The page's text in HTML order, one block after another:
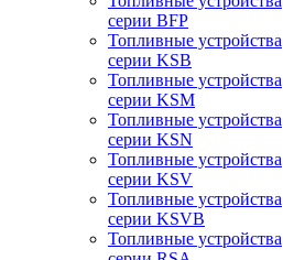
серии BFP
Топливные устройства
серии KSB
Топливные устройства
серии KSM
Топливные устройства
серии KSN
Топливные устройства
серии KSV
Топливные устройства
серии KSVB
Топливные устройства